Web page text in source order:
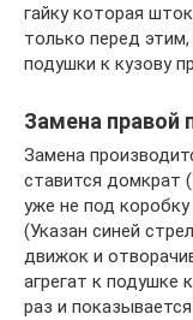
гайку которая
только перед
подушки к кузову
Замена правой
Замена
ставится домкрат
уже не под коробку
(Указан синей
движок и
агрегат к подушке
раз и